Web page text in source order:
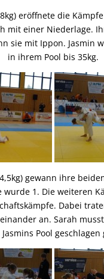
eröffnete die
mit einer Niederlage.
sie mit Ippon. Jasmin
in ihrem Pool bis 35kg.
gewann ihre
wurde 1. Die weiteren
Dabei
an. Sarah
Jasmins Pool geschlagen